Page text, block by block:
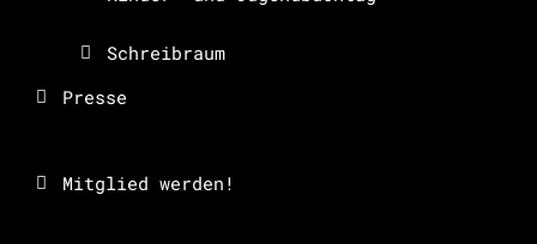
Schreibraum
Presse
Mitglied werden!